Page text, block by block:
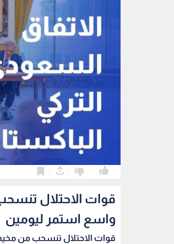
قوات الاحتلال
واسع استمر ليومين
قوات الاحتلال تنسحب من